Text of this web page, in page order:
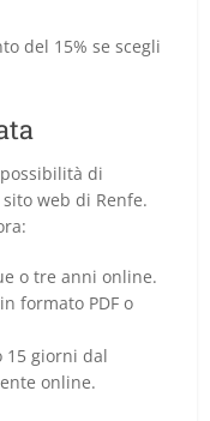
del 15% se scegli
di
web di Renfe.
o tre anni online.
formato PDF o
15 giorni dal
online.